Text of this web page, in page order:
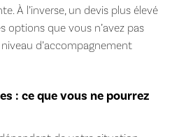
À l’inverse, un devis plus élevé
options que vous n’avez pas
d’accompagnement
: ce que vous ne pourrez